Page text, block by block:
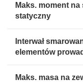
Maks. moment
statyczny
Interwał
elementów
Maks. masa na